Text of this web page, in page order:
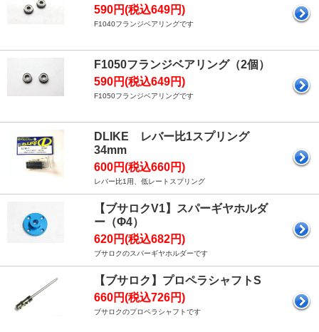
590円(税込649円)
F1040フランジベアリングです
F1050フランジベアリング（2個）
590円(税込649円)
F1050フランジベアリングです
DLIKE レバー比1スプリング
34mm
600円(税込660円)
レバー比1用、低レートスプリング
【ブサロクV1】スパーギヤホルダ
ー（Φ4）
620円(税込682円)
ブサロクのスパーギヤホルダーです
【ブサロク】プロペラシャフトS
660円(税込726円)
ブサロクのプロペラシャフトです